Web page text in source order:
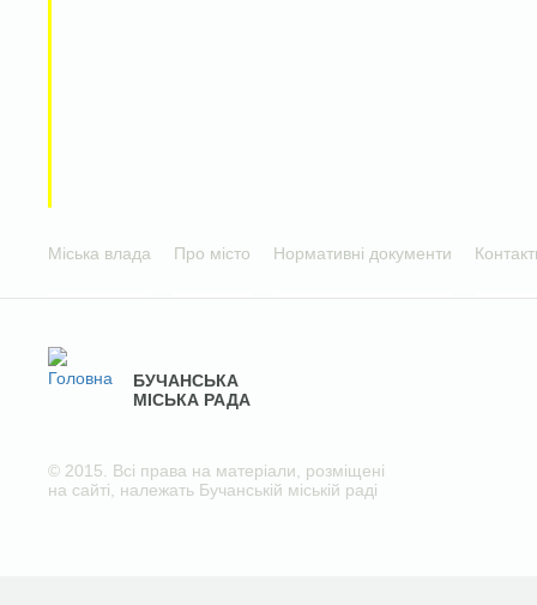
Міська влада Про місто Нормативні документи
БУЧАНСЬКА
МІСЬКА РАДА
© 2015. Всі права на матеріали, розміщені
на сайті, належать Бучанській міській раді